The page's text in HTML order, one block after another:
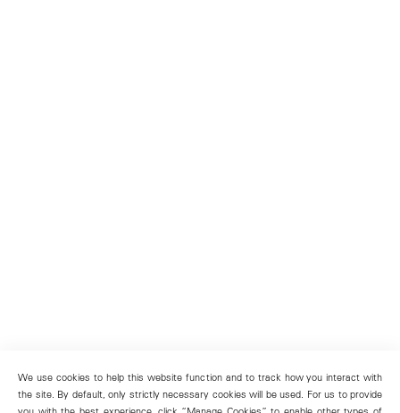
We use cookies to help this website function and to track how you interact with
the site. By default, only strictly necessary cookies will be used. For us to provide